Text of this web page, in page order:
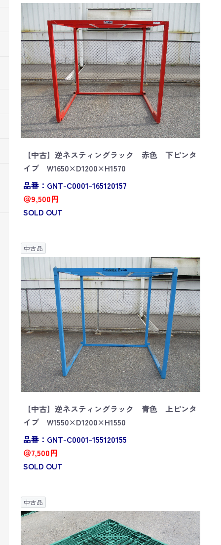
【中古】逆ネスティングラック 赤色 下ピンタ
イプ W1650×D1200×H1570
品番：GNT-C0001-165120157
＠9,500円
SOLD OUT
中古品
【中古】逆ネスティングラック 青色 上ピンタ
イプ W1550×D1200×H1550
品番：GNT-C0001-155120155
＠7,500円
SOLD OUT
中古品